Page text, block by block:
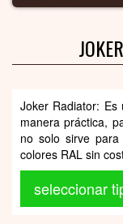
Joker Radiator:
manera práctica,
no solo sirve
colores RAL sin
seleccionar